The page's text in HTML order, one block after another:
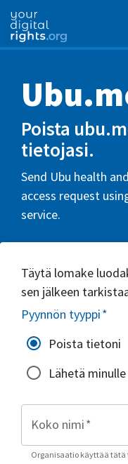
Poista
tietojasi.
Send Ubu health
access request
service.
Täytä lomake
sen jälkeen
Pyynnön tyyppi*
Poista tietoni
Lähetä
Koko nimi*
Organisaatio käyttää